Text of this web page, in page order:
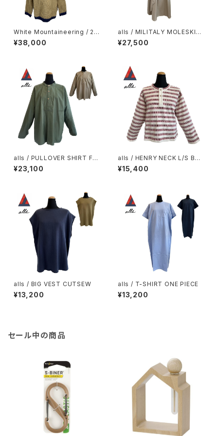
White Mountaineering / 2-
Tone Crew Neck Knit
¥38,000
alls / MILITALY MOLESKIN
DRESS
¥27,500
alls / PULLOVER SHIRT FR
AN MILITALY MOLESKIN
¥23,100
alls / HENRY NECK L/S BOR
DER
¥15,400
alls / BIG VEST CUTSEW
¥13,200
alls / T-SHIRT ONE PIECE
¥13,200
セール中の商品